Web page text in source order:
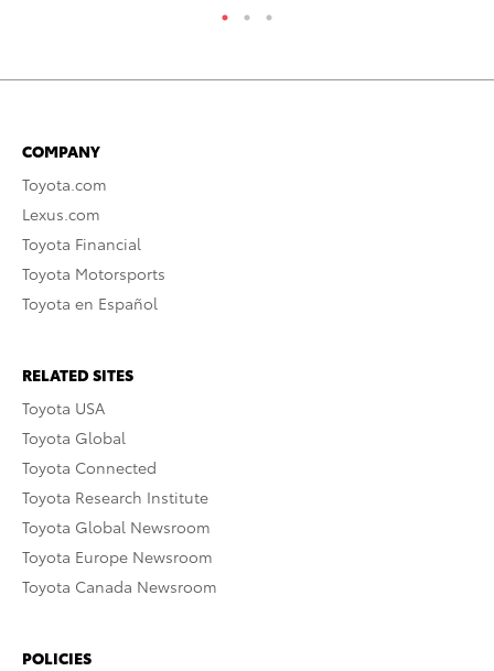
COMPANY
Toyota.com
Lexus.com
Toyota Financial
Toyota Motorsports
Toyota en Español
RELATED SITES
Toyota USA
Toyota Global
Toyota Connected
Toyota Research Institute
Toyota Global Newsroom
Toyota Europe Newsroom
Toyota Canada Newsroom
POLICIES